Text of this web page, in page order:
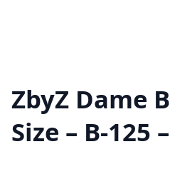
ZbyZ Dame
Size – B-125